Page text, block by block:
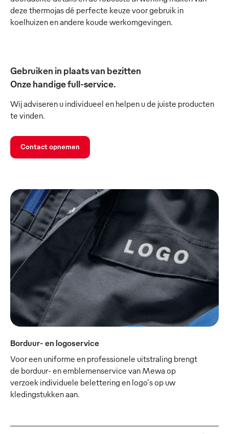
deze thermojas dé perfecte keuze voor gebruik in
koelhuizen en andere koude werkomgevingen.
Gebruiken in plaats van bezitten
Onze handige full-service.
Wij adviseren u individueel en helpen u de juiste producten
te vinden.
Contact opnemen
Borduur- en logoservice
Voor een uniforme en professionele uitstraling brengt
de borduur- en emblemenservice van Mewa op
verzoek individuele belettering en logo's op uw
kledingstukken aan.